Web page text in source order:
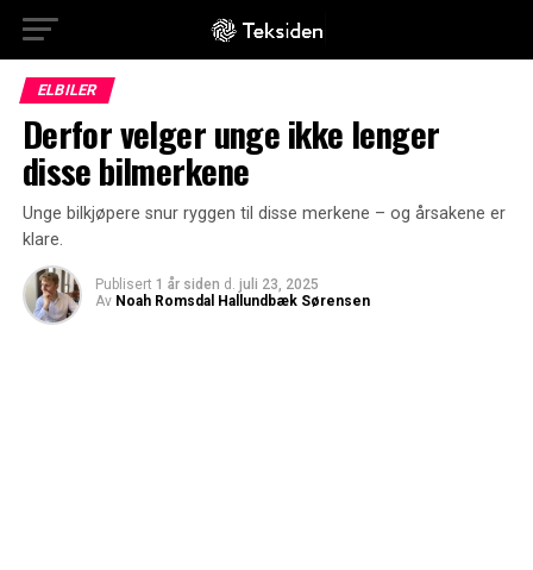
ELBILER
Derfor velger unge ikke lenger
disse bilmerkene
Unge bilkjøpere snur ryggen til disse merkene – og årsakene er
klare.
Publisert 1 år siden d. juli 23, 2025
Av Noah Romsdal Hallundbæk Sørensen